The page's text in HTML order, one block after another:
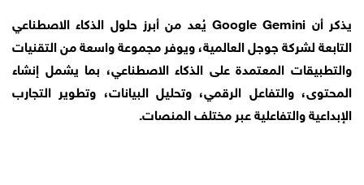
يذكر أن Google Gemini يُعد من أبرز حلول الذكاء الاصطناعي
التابعة لشركة جوجل العالمية، ويوفر مجموعة واسعة من التقنيات
والتطبيقات المعتمدة على الذكاء الاصطناعي، بما يشمل إنشاء
المحتوى، والتفاعل الرقمي، وتحليل البيانات، وتطوير التجارب
الإبداعية والتفاعلية عبر مختلف المنصات.